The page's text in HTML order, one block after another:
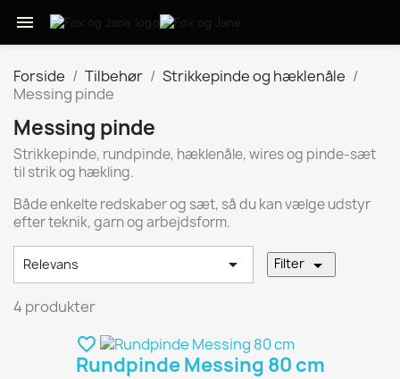

Forside Tilbehør
Strikkepinde og hæklenåle
Messing pinde
Messing pinde
Strikkepinde, rundpinde, hæklenåle, wires og pinde-sæt
til strik og hækling.
Både enkelte redskaber og sæt, så du kan vælge udstyr
efter teknik, garn og arbejdsform.
Relevans  Filter 
4 produkter
favorite_border
Rundpinde Messing 80 cm